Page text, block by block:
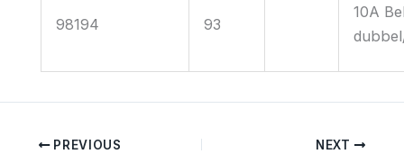
98194 93
10A
PREVIOUS NEXT